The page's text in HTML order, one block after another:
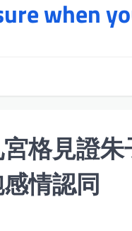
when
格見證
情認同